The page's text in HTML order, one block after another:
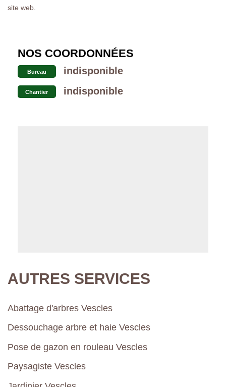
site web.
NOS COORDONNÉES
Bureau indisponible
Chantier indisponible
AUTRES SERVICES
Abattage d'arbres Vescles
Dessouchage arbre et haie Vescles
Pose de gazon en rouleau Vescles
Paysagiste Vescles